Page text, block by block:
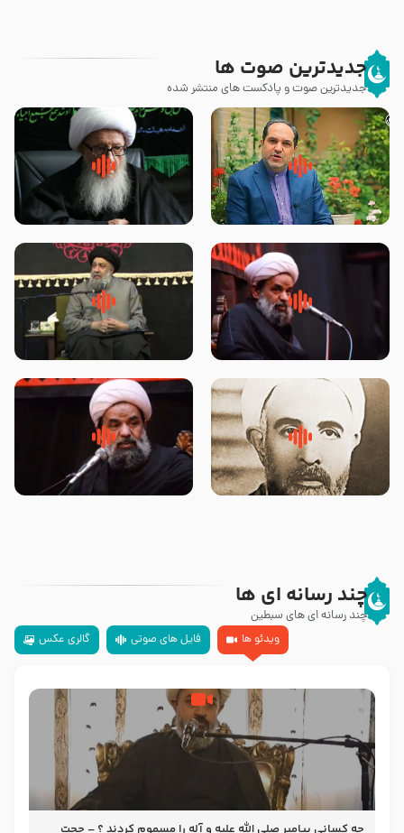
جدیدترین صوت ها
جدیدترین صوت و پادکست های منتشر شده
پیامبر صلی الله علیه وآله و سلم
فرمودند وای بر بچه های آخر
زوّار اربعین امام حسین (علیه
السلام) با این اشتیاق به زیارت
روضه جانسوز پاره های جگر امام
حسن مجتبی علیه السلام-حجت
لقب حضرت رقیه سلام الله علیها به
چه معناست – حجت الاسلام علوی
روضه‌ی مجلس یزید ملعون و
اسارت اهل‌بیت علیهم‌السلام –
سلام جوانی که امام حسین علیه
السلام خودش جوابش را دادند
چند رسانه ای ها
چند رسانه ای های سبطین
ویدئو ها
فایل های صوتی گالری عکس
چه کسانی پیامبر صلی الله علیه و آله را مسموم کردند ؟ – حجت